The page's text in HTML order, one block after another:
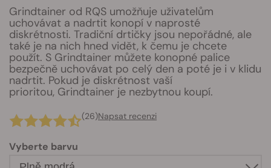
Grindtainer od RQS umožňuje uživatelům
uchovávat a nadrtit konopí v naprosté
diskrétnosti. Tradiční drtičky jsou nepořádné, ale
také je na nich hned vidět, k čemu je chcete
použít. S Grindtainer můžete konopné palice
bezpečně uchovávat po celý den a poté je i v klidu
nadrtit. Pokud je diskrétnost vaší
prioritou, Grindtainer je nezbytnou koupí.
(26)Napsat recenzi
Vyberte barvu